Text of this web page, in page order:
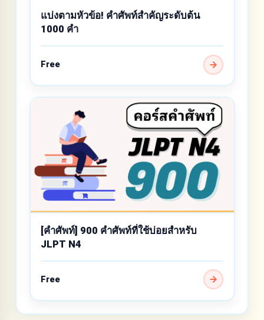
แบ่งตามหัวข้อ! คำศัพท์สำคัญระดับต้น
1000 คำ
Free
[คำศัพท์] 900 คำศัพท์ที่ใช้บ่อยสำหรับ
JLPT N4
Free